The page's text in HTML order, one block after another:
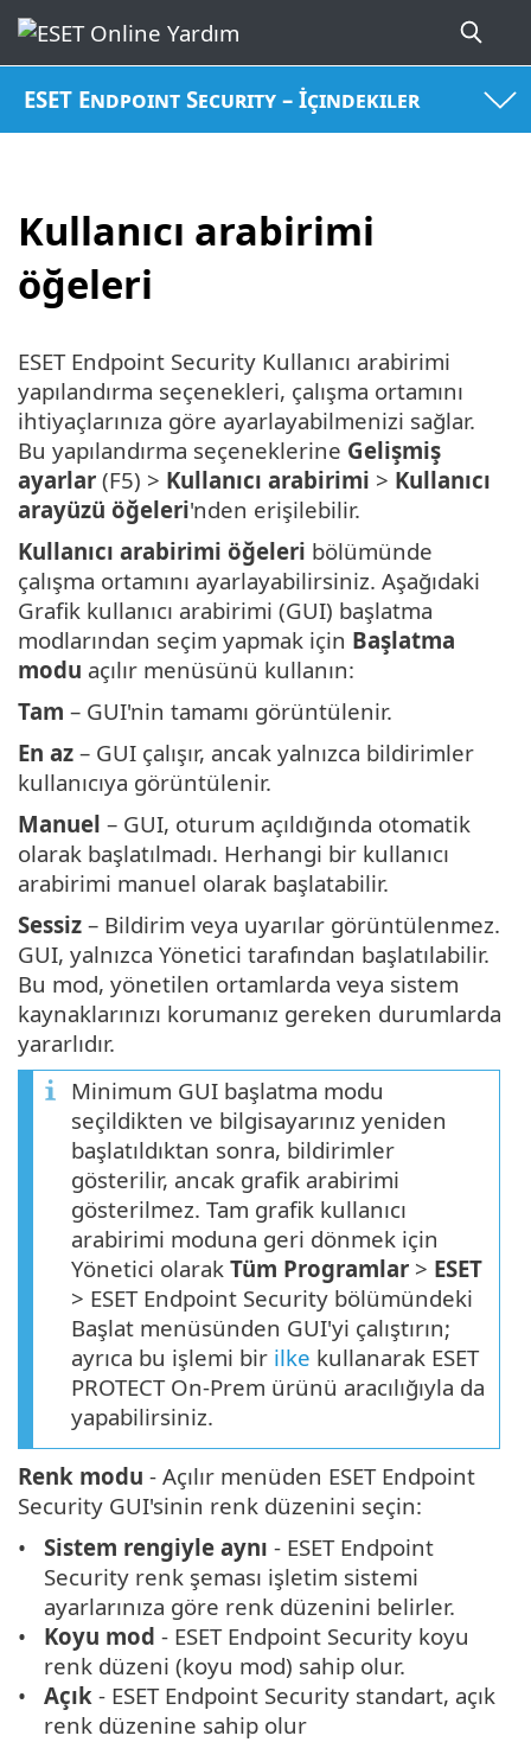
ESET Endpoint Security – İçindekiler
Kullanıcı arabirimi
öğeleri
ESET Endpoint Security Kullanıcı arabirimi
yapılandırma seçenekleri, çalışma ortamını
ihtiyaçlarınıza göre ayarlayabilmenizi sağlar.
Bu yapılandırma seçeneklerine Gelişmiş
ayarlar (F5) > Kullanıcı arabirimi > Kullanıcı
arayüzü öğeleri'nden erişilebilir.
Kullanıcı arabirimi öğeleri bölümünde
çalışma ortamını ayarlayabilirsiniz. Aşağıdaki
Grafik kullanıcı arabirimi (GUI) başlatma
modlarından seçim yapmak için Başlatma
modu açılır menüsünü kullanın:
Tam – GUI'nin tamamı görüntülenir.
En az – GUI çalışır, ancak yalnızca bildirimler
kullanıcıya görüntülenir.
Manuel – GUI, oturum açıldığında otomatik
olarak başlatılmadı. Herhangi bir kullanıcı
arabirimi manuel olarak başlatabilir.
Sessiz – Bildirim veya uyarılar görüntülenmez.
GUI, yalnızca Yönetici tarafından başlatılabilir.
Bu mod, yönetilen ortamlarda veya sistem
kaynaklarınızı korumanız gereken durumlarda
yararlıdır.
Minimum GUI başlatma modu
seçildikten ve bilgisayarınız yeniden
başlatıldıktan sonra, bildirimler
gösterilir, ancak grafik arabirimi
gösterilmez. Tam grafik kullanıcı
arabirimi moduna geri dönmek için
Yönetici olarak Tüm Programlar > ESET
> ESET Endpoint Security bölümündeki
Başlat menüsünden GUI'yi çalıştırın;
ayrıca bu işlemi bir ilke kullanarak ESET
PROTECT On-Prem ürünü aracılığıyla da
yapabilirsiniz.
Renk modu - Açılır menüden ESET Endpoint
Security GUI'sinin renk düzenini seçin:
Sistem rengiyle aynı - ESET Endpoint
Security renk şeması işletim sistemi
ayarlarınıza göre renk düzenini belirler.
Koyu mod - ESET Endpoint Security koyu
renk düzeni (koyu mod) sahip olur.
Açık - ESET Endpoint Security standart, açık
renk düzenine sahip olur